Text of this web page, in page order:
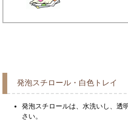
発泡スチロール・白色トレイ
発泡スチロールは、水洗いし、透
さい。